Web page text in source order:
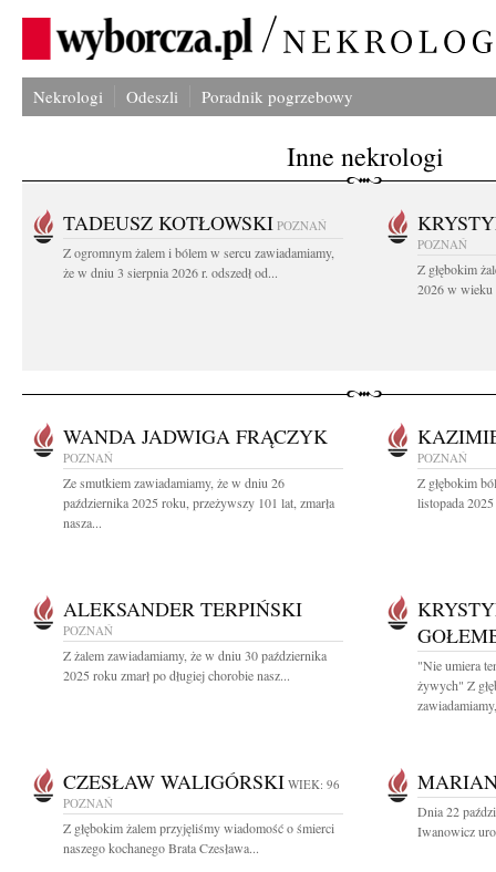
Nekrologi Odeszli Poradnik pogrzebowy
Inne nekrologi
TADEUSZ KOTŁOWSKI POZNAŃ
Z ogromnym żalem i bólem w sercu zawiadamiamy,
że w dniu 3 sierpnia 2026 r. odszedł od...
POZNAŃ
Z głębokim
2026 w wieku
WANDA JADWIGA FRĄCZYK
POZNAŃ
Ze smutkiem zawiadamiamy, że w dniu 26
października 2025 roku, przeżywszy 101 lat, zmarła
nasza...
POZNAŃ
Z głębokim
listopada 2025
ALEKSANDER TERPIŃSKI
POZNAŃ
Z żalem zawiadamiamy, że w dniu 30 października
2025 roku zmarł po długiej chorobie nasz...
"Nie umiera
żywych" Z
CZESŁAW WALIGÓRSKI WIEK: 96
POZNAŃ
Z głębokim żalem przyjęliśmy wiadomość o śmierci
naszego kochanego Brata Czesława...
Dnia 22
Iwanowicz